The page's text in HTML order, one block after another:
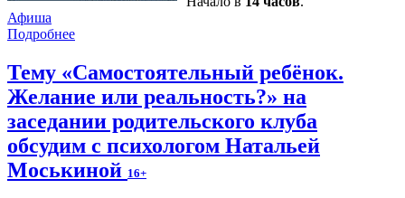
Афиша
Подробнее
Тему «Самостоятельный ребёнок.
Желание или реальность?» на
заседании родительского клуба
обсудим с психологом Натальей
Моськиной 16+